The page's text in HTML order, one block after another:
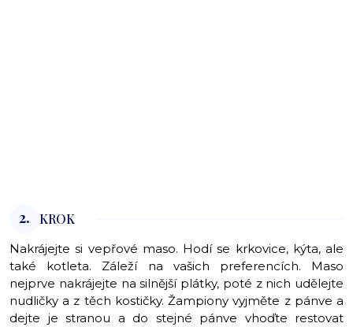
2. KROK
Nakrájejte si vepřové maso. Hodí se krkovice, kýta, ale
také kotleta. Záleží na vašich preferencích. Maso
nejprve nakrájejte na silnější plátky, poté z nich udělejte
nudličky a z těch kostičky. Žampiony vyjměte z pánve a
dejte je stranou a do stejné pánve vhoďte restovat